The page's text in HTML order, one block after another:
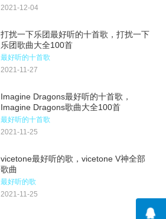
2021-12-04
打扰一下乐团最好听的十首歌，打扰一下
乐团歌曲大全100首
最好听的十首歌
2021-11-27
Imagine Dragons最好听的十首歌，
Imagine Dragons歌曲大全100首
最好听的十首歌
2021-11-25
vicetone最好听的歌，vicetone V神全部
歌曲
最好听的歌
2021-11-25